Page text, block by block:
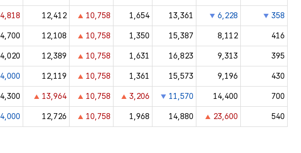
4,818 12,412 10,758 1,654 13,361 6,228 358
4,700 12,108 10,758 1,350 15,387 8,112 416
4,020 12,389 10,758 1,631 16,823 9,313 395
4,000 12,119 10,758 1,361 15,573 9,196 430
4,300 13,964 10,758 3,206 11,570 14,400 700
4,000 12,726 10,758 1,968 14,880 23,600 540